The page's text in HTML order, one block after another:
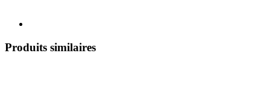
Produits similaires